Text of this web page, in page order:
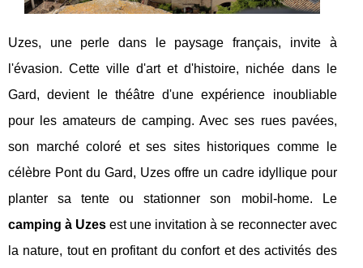
Uzes, une perle dans le paysage français, invite à
l'évasion. Cette ville d'art et d'histoire, nichée dans le
Gard, devient le théâtre d'une expérience inoubliable
pour les amateurs de camping. Avec ses rues pavées,
son marché coloré et ses sites historiques comme le
célèbre Pont du Gard, Uzes offre un cadre idyllique pour
planter sa tente ou stationner son mobil-home. Le
camping à Uzes est une invitation à se reconnecter avec
la nature, tout en profitant du confort et des activités des